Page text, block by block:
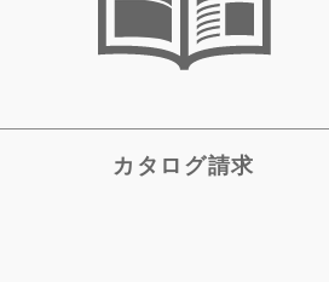
カタログ請求